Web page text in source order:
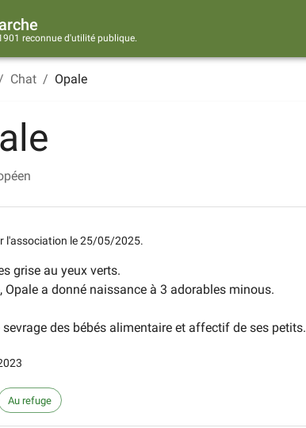
reconnue d'utilité publique.
Chat / Opale
l'association le25/05/2025.
grise au yeux verts.
Opale a donné naissance à 3 adorables minous.
des bébés alimentaire et affectif de ses petits.
Au refuge